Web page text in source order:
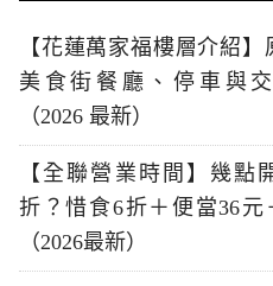
【花蓮萬家福樓層介紹】
美食街餐廳、停車與
（2026 最新）
【全聯營業時間】幾點
折？惜食6折＋便當36元
（2026最新）